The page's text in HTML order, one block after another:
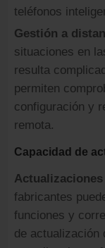
teléfonos
Gestión a
situaciones en
resulta
permiten
configuración y
remota.
Capacidad de
fabricantes
funciones y
de actualización